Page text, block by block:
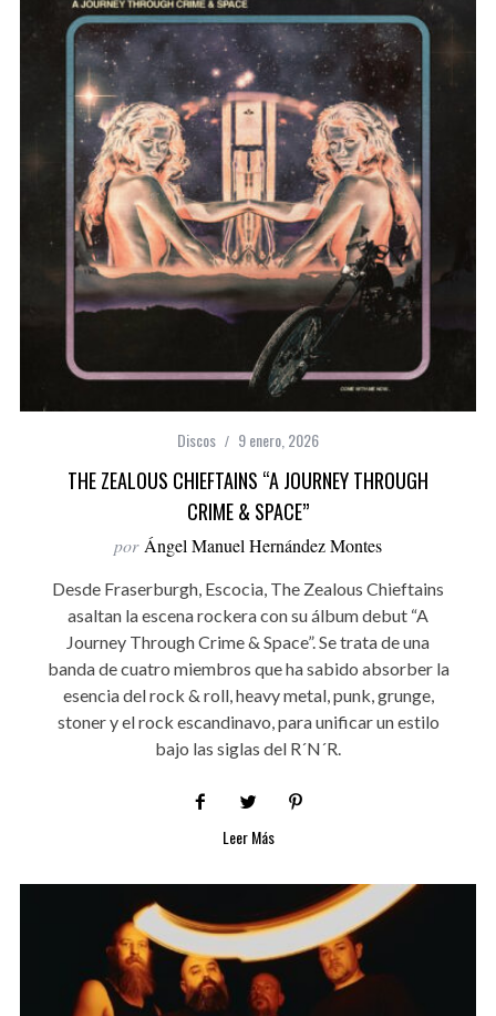
Discos 9 enero, 2026
THE ZEALOUS CHIEFTAINS “A JOURNEY THROUGH
CRIME & SPACE”
por Ángel Manuel Hernández Montes
Desde Fraserburgh, Escocia, The Zealous Chieftains
asaltan la escena rockera con su álbum debut “A
Journey Through Crime & Space”. Se trata de una
banda de cuatro miembros que ha sabido absorber la
esencia del rock & roll, heavy metal, punk, grunge,
stoner y el rock escandinavo, para unificar un estilo
bajo las siglas del R´N´R.
Leer Más